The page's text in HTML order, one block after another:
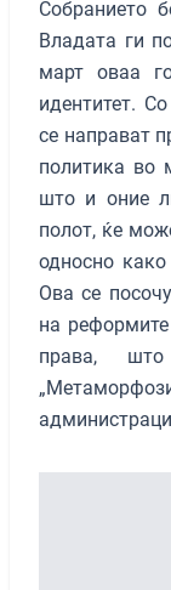
Собранието
Владата ги
март оваа
идентитет.
се направат
политика во
што и оние
полот, ќе
односно
Ова се
на
права,